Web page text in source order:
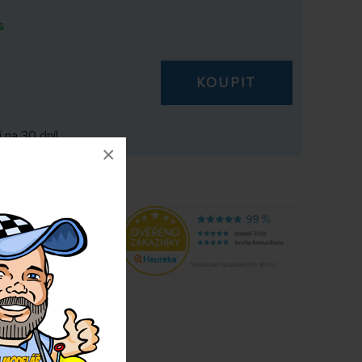
×
KOUPIT
na 30 dní!